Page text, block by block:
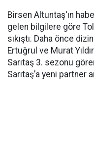
Birsen Altuntaş'ın
gelen bilgilere göre
sıkıştı. Daha önce
Ertuğrul ve Murat
Sarıtaş 3. sezonu
Sarıtaş’a yeni partner